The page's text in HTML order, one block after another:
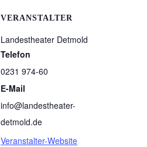
VERANSTALTER
Landestheater Detmold
Telefon
0231 974-60
E-Mail
info@landestheater-
detmold.de
Veranstalter-Website